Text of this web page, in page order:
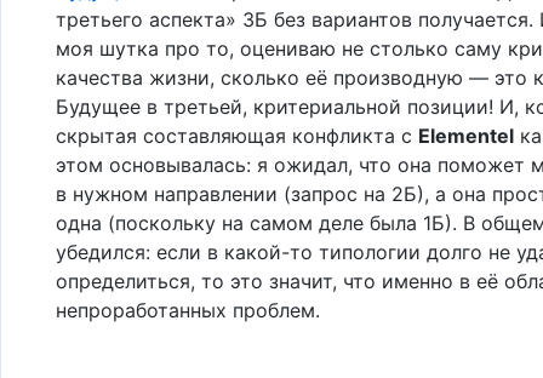
третьего аспекта» 3Б без вариантов
моя шутка про то, оцениваю не столько саму
качества жизни, сколько её производную — это
Будущее в третьей, критериальной позиции! И,
скрытая составляющая конфликта с Elementel
этом основывалась: я ожидал, что она поможет
в нужном направлении (запрос на 2Б), а она
одна (поскольку на самом деле была 1Б). В
убедился: если в какой-то типологии долго не
определиться, то это значит, что именно в её
непроработанных проблем.